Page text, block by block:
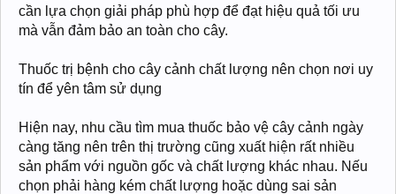
cần lựa chọn giải pháp phù hợp để đạt hiệu quả tối ưu
mà vẫn đảm bảo an toàn cho cây.
Thuốc trị bệnh cho cây cảnh chất lượng nên chọn nơi uy
tín để yên tâm sử dụng
Hiện nay, nhu cầu tìm mua thuốc bảo vệ cây cảnh ngày
càng tăng nên trên thị trường cũng xuất hiện rất nhiều
sản phẩm với nguồn gốc và chất lượng khác nhau. Nếu
chọn phải hàng kém chất lượng hoặc dùng sai sản